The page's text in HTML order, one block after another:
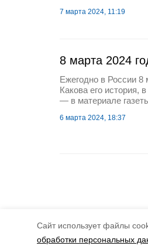
Cайт использует файлы
обработки персональных
7 марта 2024, 11:19
8 марта 2024
Ежегодно в России
Какова его история,
— в материале
6 марта 2024, 18:37